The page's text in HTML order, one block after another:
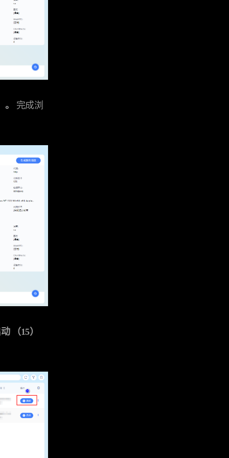
。 完成浏
（15）